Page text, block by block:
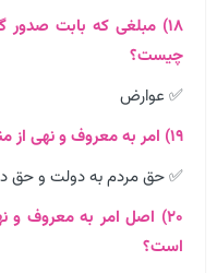
۱۸) مبلغی که بابت
چیست؟
✅ عوارض
۱۹) امر به معروف و نهی از منکر حق کیست؟
✅ حق مردم به دولت و حق
۲۰) اصل امر به معروف
است؟